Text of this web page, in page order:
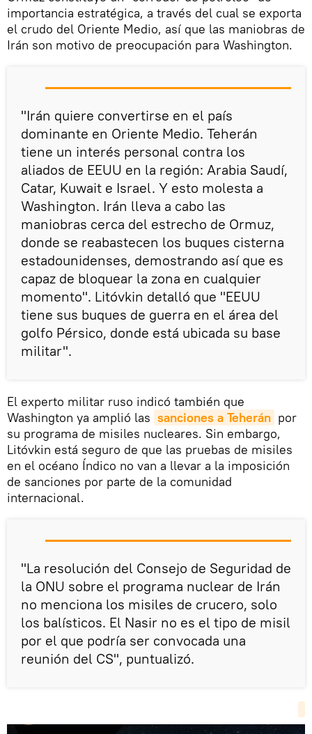
importancia estratégica, a través del cual se exporta
el crudo del Oriente Medio, así que las maniobras de
Irán son motivo de preocupación para Washington.
"Irán quiere convertirse en el país
dominante en Oriente Medio. Teherán
tiene un interés personal contra los
aliados de EEUU en la región: Arabia Saudí,
Catar, Kuwait e Israel. Y esto molesta a
Washington. Irán lleva a cabo las
maniobras cerca del estrecho de Ormuz,
donde se reabastecen los buques cisterna
estadounidenses, demostrando así que es
capaz de bloquear la zona en cualquier
momento". Litóvkin detalló que "EEUU
tiene sus buques de guerra en el área del
golfo Pérsico, donde está ubicada su base
militar".
El experto militar ruso indicó también que
Washington ya amplió las sanciones a Teherán por
su programa de misiles nucleares. Sin embargo,
Litóvkin está seguro de que las pruebas de misiles
en el océano Índico no van a llevar a la imposición
de sanciones por parte de la comunidad
internacional.
"La resolución del Consejo de Seguridad de
la ONU sobre el programa nuclear de Irán
no menciona los misiles de crucero, solo
los balísticos. El Nasir no es el tipo de misil
por el que podría ser convocada una
reunión del CS", puntualizó.